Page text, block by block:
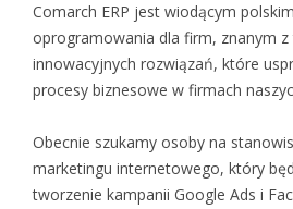
Comarch ERP jest wiodącym
oprogramowania dla firm, znanym
innowacyjnych rozwiązań, które
procesy biznesowe w firmach
Obecnie szukamy osoby na
marketingu internetowego, który
tworzenie kampanii Google Ads i